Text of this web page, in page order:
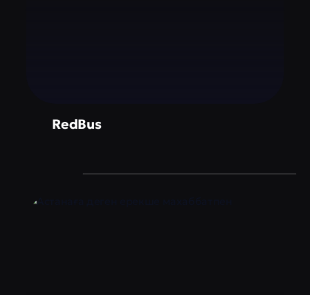
RedBus